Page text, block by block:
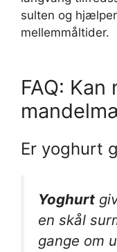
sulten og
mellemmåltider.
FAQ: Kan
Er yoghurt
Yoghurt
en skål
gange om